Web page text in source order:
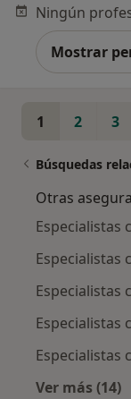
Mostrar
1 2 3
Búsquedas
Otras
Especialistas
Especialistas
Especialistas
Especialistas
Especialistas
Ver más (14)